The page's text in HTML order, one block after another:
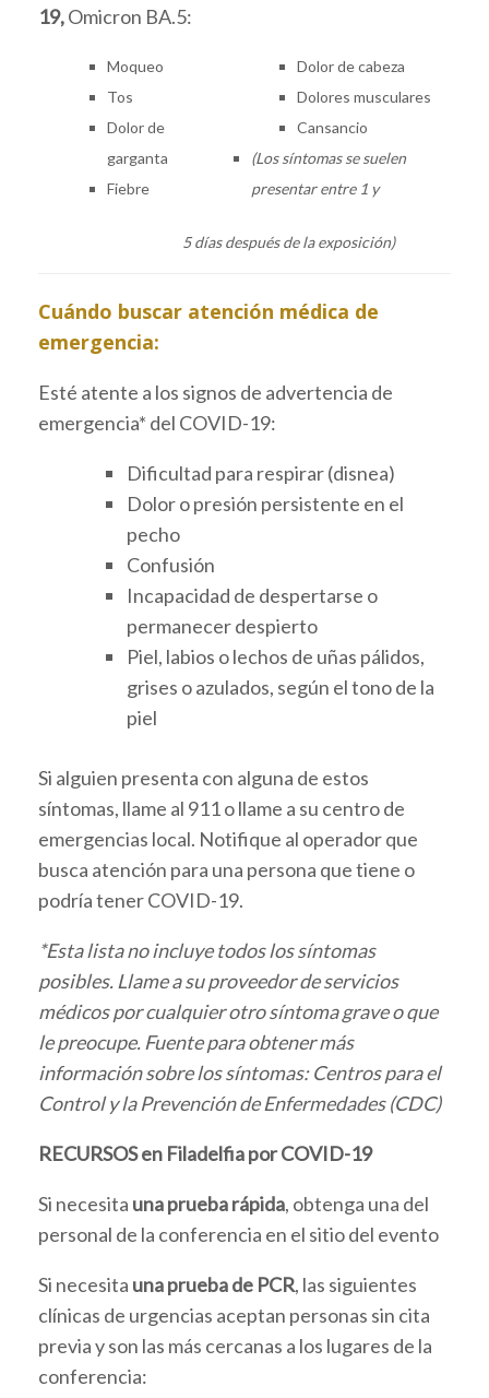
19,Omicron BA.5:
Moqueo
Tos
Dolor de
garganta
Fiebre
Dolor de cabeza
Dolores musculares
Cansancio
(Los síntomas se suelen
presentar entre 1 y
5 días después de la exposición)
Cuándo buscar atención médica de
emergencia:
Esté atente a los signos de advertencia de
emergencia* del COVID-19:
Dificultad para respirar (disnea)
Dolor o presión persistente en el
pecho
Confusión
Incapacidad de despertarse o
permanecer despierto
Piel, labios o lechos de uñas pálidos,
grises o azulados, según el tono de la
piel
Si alguien presenta con alguna de estos
síntomas, llame al 911 o llame a su centro de
emergencias local. Notifique al operador que
busca atención para una persona que tiene o
podría tener COVID-19.
*Esta lista no incluye todos los síntomas
posibles. Llame a su proveedor de servicios
médicos por cualquier otro síntoma grave o que
le preocupe. Fuente para obtener más
información sobre los síntomas: Centros para el
Control y la Prevención de Enfermedades (CDC)
RECURSOS en Filadelfia por COVID-19
Si necesita una prueba rápida, obtenga una del
personal de la conferencia en el sitio del evento
Si necesita una prueba de PCR, las siguientes
clínicas de urgencias aceptan personas sin cita
previa y son las más cercanas a los lugares de la
conferencia: